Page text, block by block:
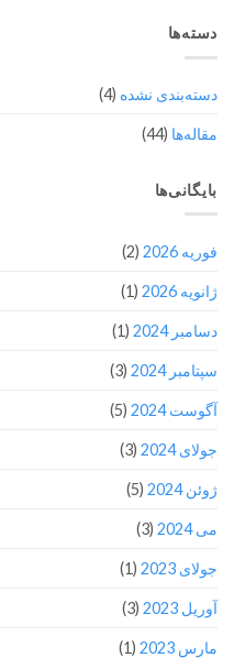
دسته‌ها
دسته‌بندی نشده (4)
مقاله‌ها (44)
بایگانی‌ها
فوریه 2026 (2)
ژانویه 2026 (1)
دسامبر 2024 (1)
سپتامبر 2024 (3)
آگوست 2024 (5)
جولای 2024 (3)
ژوئن 2024 (5)
می 2024 (3)
جولای 2023 (1)
آوریل 2023 (3)
مارس 2023 (1)